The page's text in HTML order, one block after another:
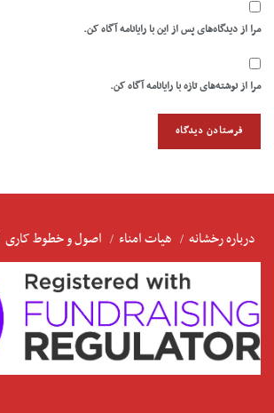
مرا از دیدگاه‌های پس از این با رایانامه آگاه کن.
مرا از نوشته‌های تازه با رایانامه آگاه کن.
درباره رخشانه هیات امناء اصول و خطوط کاری